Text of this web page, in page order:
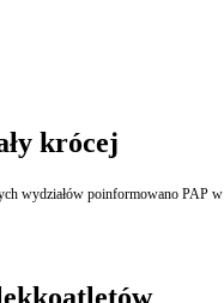
krócej
Do godz. 15.30 będzie obsługiwał interesantów Urząd Miasta w Kielcach w Wigilię i w Sylwestra. Oznacza to krótszą